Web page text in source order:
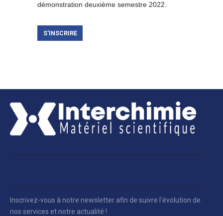
démonstration deuxième semestre 2022.
S'INSCRIRE
Inscrivez-vous à notre newsletter afin de suivre l'évolution de
nos services et notre actualité !